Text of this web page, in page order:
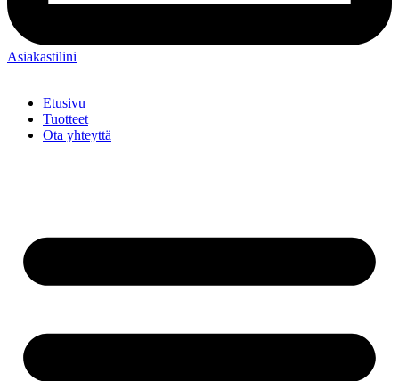
Asiakastilini
Etusivu
Tuotteet
Ota yhteyttä